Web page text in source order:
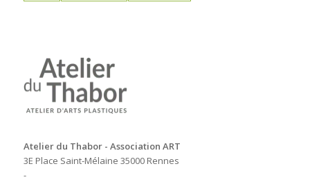
Atelier du Thabor - Association ART
3E Place Saint-Mélaine 35000 Rennes
-